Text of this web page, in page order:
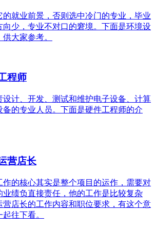
就业前景，否则选中冷门的专业，毕业
向少，专业不对口的窘境。下面是环境设
大家参考。
程师
设计、开发、测试和维护电子设备、计算
的专业人员。下面是硬件工程师的介
营店长
作的核心其实是整个项目的运作，需要对
业绩负直接责任，他的工作是比较复杂
营店长的工作内容和职位要求，有这个意
往下看。